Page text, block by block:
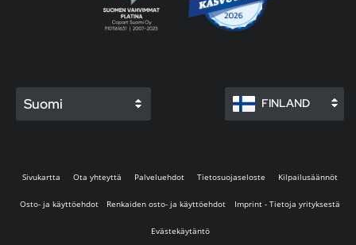
Suomi FINLAND
Sivukartta Ota yhteyttä Palveluehdot Tietosuojaseloste Kilpailusäännöt
Osto- ja käyttöehdot Renkaiden osto- ja käyttöehdot Imprint - Tietoja yrityksestä
Evästekäytäntö